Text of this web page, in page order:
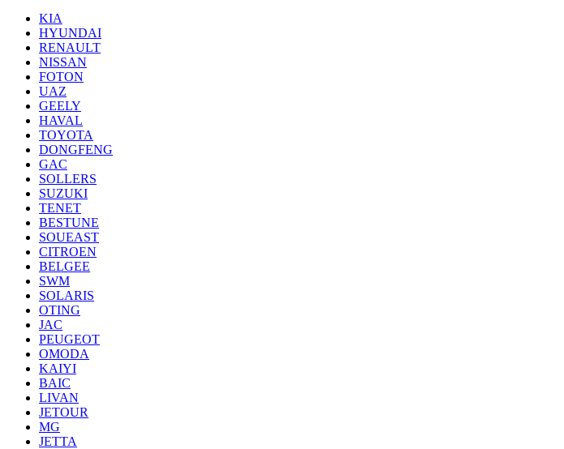
KIA
HYUNDAI
RENAULT
NISSAN
FOTON
UAZ
GEELY
HAVAL
TOYOTA
DONGFENG
GAC
SOLLERS
SUZUKI
TENET
BESTUNE
SOUEAST
CITROEN
BELGEE
SWM
SOLARIS
OTING
JAC
PEUGEOT
OMODA
KAIYI
BAIC
LIVAN
JETOUR
MG
JETTA